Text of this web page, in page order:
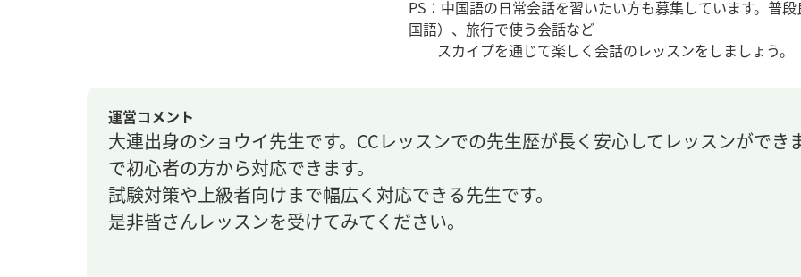
PS：中国語の日常会話を習いたい方も募集しています。普
国語）、旅行で使う会話など
スカイプを通じて楽しく会話のレッスンをしましょう。
運営コメント
大連出身のショウイ先生です。CCレッスンでの先生歴が長く安心してレッスンができ
で初心者の方から対応できます。
試験対策や上級者向けまで幅広く対応できる先生です。
是非皆さんレッスンを受けてみてください。